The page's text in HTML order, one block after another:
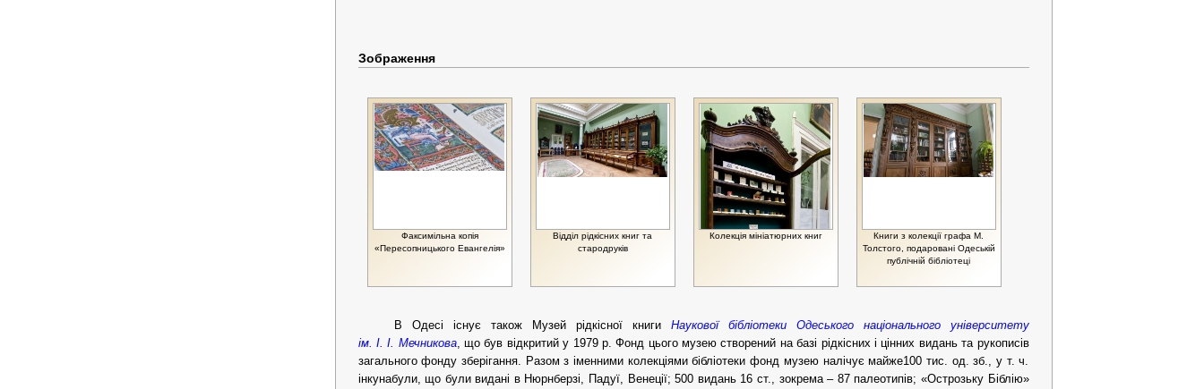
Зображення
Факсимільна копія
«Пересопницького Евангелія»
Відділ рідкісних книг та
стародруків
Колекція мініатюрних книг
Книги з колекції графа М.
Толстого, подаровані Одеській
публічній бібліотеці
В Одесі існує також Музей рідкісної книги Наукової бібліотеки Одеського національного університету
ім. І. І. Мечникова, що був відкритий у 1979 р. Фонд цього музею створений на базі рідкісних і цінних видань та рукописів
загального фонду зберігання. Разом з іменними колекціями бібліотеки фонд музею налічує майже100 тис. од. зб., у т. ч.
інкунабули, що були видані в Нюрнберзі, Падуї, Венеції; 500 видань 16 ст., зокрема – 87 палеотипів; «Острозьку Біблію»